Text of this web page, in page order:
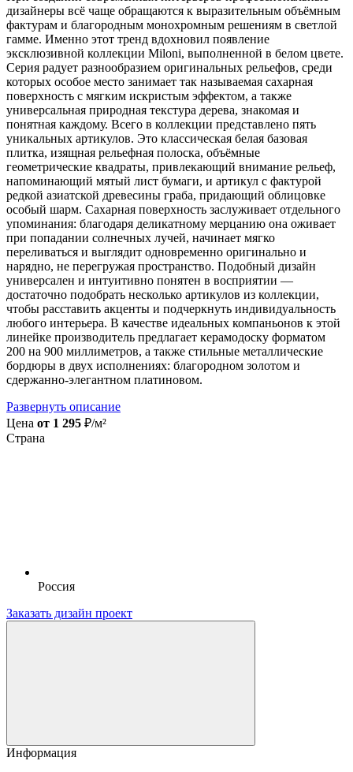
дизайнеры всё чаще обращаются к выразительным объёмным
фактурам и благородным монохромным решениям в светлой
гамме. Именно этот тренд вдохновил появление
эксклюзивной коллекции Miloni, выполненной в белом цвете.
Серия радует разнообразием оригинальных рельефов, среди
которых особое место занимает так называемая сахарная
поверхность с мягким искристым эффектом, а также
универсальная природная текстура дерева, знакомая и
понятная каждому. Всего в коллекции представлено пять
уникальных артикулов. Это классическая белая базовая
плитка, изящная рельефная полоска, объёмные
геометрические квадраты, привлекающий внимание рельеф,
напоминающий мятый лист бумаги, и артикул с фактурой
редкой азиатской древесины граба, придающий облицовке
особый шарм. Сахарная поверхность заслуживает отдельного
упоминания: благодаря деликатному мерцанию она оживает
при попадании солнечных лучей, начинает мягко
переливаться и выглядит одновременно оригинально и
нарядно, не перегружая пространство. Подобный дизайн
универсален и интуитивно понятен в восприятии —
достаточно подобрать несколько артикулов из коллекции,
чтобы расставить акценты и подчеркнуть индивидуальность
любого интерьера. В качестве идеальных компаньонов к этой
линейке производитель предлагает керамодоску форматом
200 на 900 миллиметров, а также стильные металлические
бордюры в двух исполнениях: благородном золотом и
сдержанно-элегантном платиновом.
Развернуть описание
Цена от 1 295 ₽/м²
Страна
Россия
Заказать дизайн проект
Информация